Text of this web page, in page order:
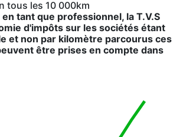
tous les 10 000km
tant que professionnel, la T.V.S
d'impôts sur les sociétés étant
et non par kilomètre parcourus ces
être prises en compte dans